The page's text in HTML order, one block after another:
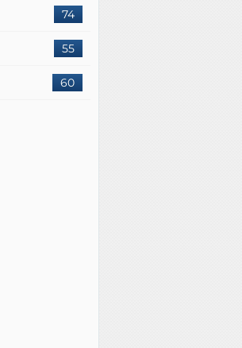
74
55
60